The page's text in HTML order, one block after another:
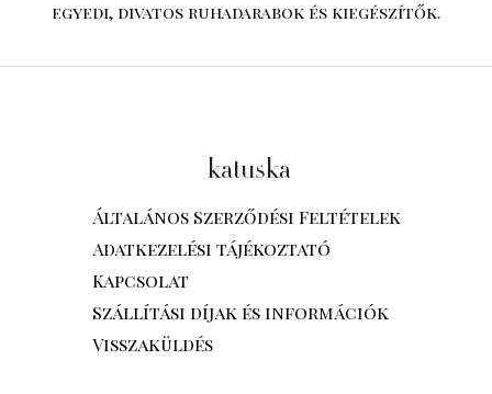
egyedi, divatos ruhadarabok és kiegészítők.
Általános Szerződési Feltételek
Adatkezelési tájékoztató
Kapcsolat
Szállítási díjak és információk
Visszaküldés